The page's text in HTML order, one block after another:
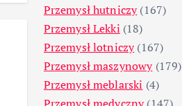
Przemysł hutniczy(167)
Przemysł Lekki (18)
Przemysł lotniczy(167)
Przemysł maszynowy(179)
Przemysł meblarski (4)